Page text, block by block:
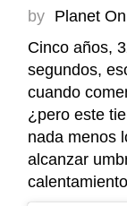
by Planet On
Cinco años,
segundos,
cuando
¿pero este
nada menos
alcanzar